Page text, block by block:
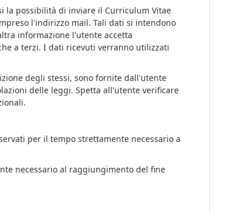
la possibilità di inviare il Curriculum Vitae
l'indirizzo mail. Tali dati si intendono
informazione l'utente accetta
a terzi. I dati ricevuti verranno utilizzati
degli stessi, sono fornite dall'utente
delle leggi. Spetta all'utente verificare
per il tempo strettamente necessario a
necessario al raggiungimento del fine